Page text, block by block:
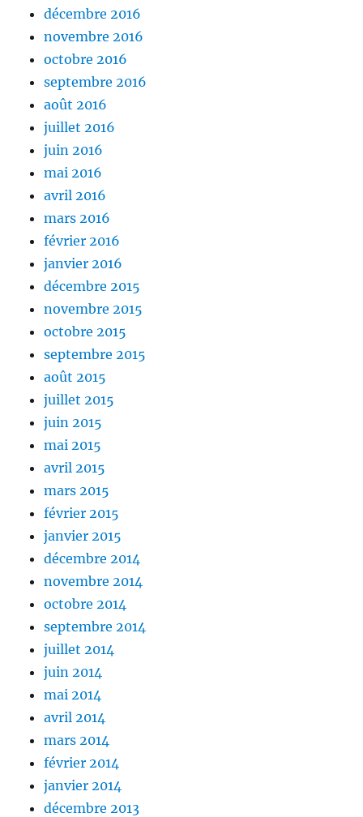
décembre 2016
novembre 2016
octobre 2016
septembre 2016
août 2016
juillet 2016
juin 2016
mai 2016
avril 2016
mars 2016
février 2016
janvier 2016
décembre 2015
novembre 2015
octobre 2015
septembre 2015
août 2015
juillet 2015
juin 2015
mai 2015
avril 2015
mars 2015
février 2015
janvier 2015
décembre 2014
novembre 2014
octobre 2014
septembre 2014
juillet 2014
juin 2014
mai 2014
avril 2014
mars 2014
février 2014
janvier 2014
décembre 2013